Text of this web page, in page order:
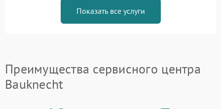
Показать все услуги
Преимущества сервисного центра
Bauknecht